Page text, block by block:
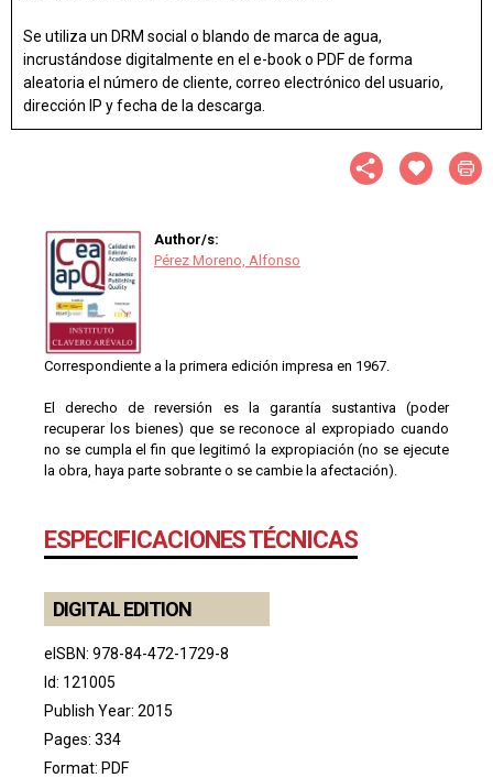
Se utiliza un DRM social o blando de marca de agua,
incrustándose digitalmente en el e-book o PDF de forma
aleatoria el número de cliente, correo electrónico del usuario,
dirección IP y fecha de la descarga.
Author/s:
Pérez Moreno, Alfonso
Correspondiente a la primera edición impresa en 1967.
El derecho de reversión es la garantía sustantiva (poder
recuperar los bienes) que se reconoce al expropiado cuando
no se cumpla el fin que legitimó la expropiación (no se ejecute
la obra, haya parte sobrante o se cambie la afectación).
ESPECIFICACIONES TÉCNICAS
DIGITAL EDITION
eISBN: 978-84-472-1729-8
Id: 121005
Publish Year: 2015
Pages: 334
Format: PDF